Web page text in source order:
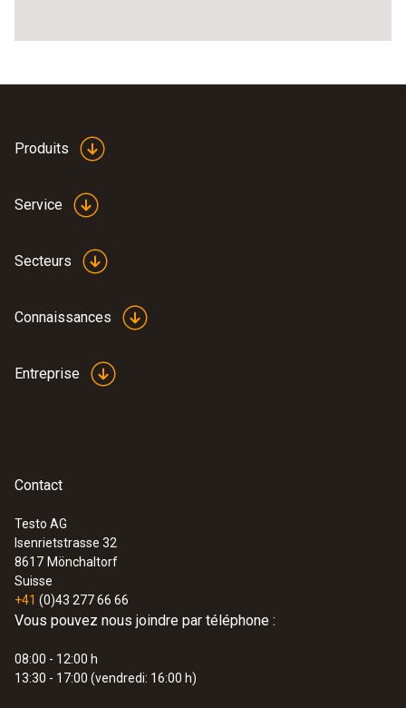
Produits
Service
Secteurs
Connaissances
Entreprise
Contact
Testo AG
Isenrietstrasse 32
8617 Mönchaltorf
Suisse
+41 (0)43 277 66 66
Vous pouvez nous joindre par téléphone :
08:00 - 12:00 h
13:30 - 17:00 (vendredi: 16:00 h)